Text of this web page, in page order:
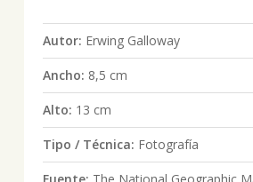
Autor: Erwing Galloway
Ancho: 8,5 cm
Alto: 13 cm
Tipo / Técnica: Fotografía